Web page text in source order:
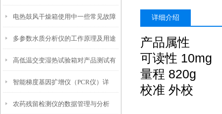
电热鼓风干燥箱使用中一些常见故障
分析
多参数水质分析仪的工作原理及用途
高低温交变湿热试验箱对产品测试有
哪些优势？
智能梯度基因扩增仪（PCR仪）详
解：核心优势、应用场景及科学选购
农药残留检测仪的数据管理与分析
详细介绍
产品属性
可读性 10mg
量程 820g
校准 外校